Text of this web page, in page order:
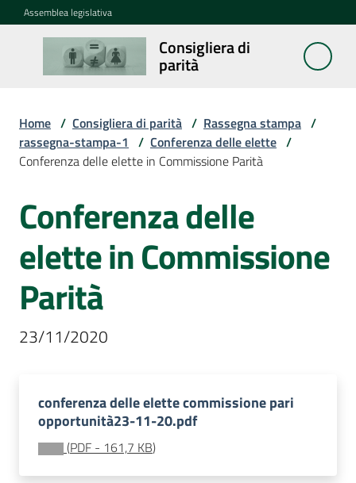
Vai al contenuto
Vai alla navigazione
Vai al footer
Assemblea legislativa
Consigliera di
parità
Consigliera
di parità
Cosa
fa
Notizie
rete
Assemblea
Attività
Home / Consigliera di parità / Rassegna stampa /
rassegna-stampa-1 / Conferenza delle elette /
Conferenza delle elette in Commissione Parità
Conferenza delle
elette in Commissione
Parità
23/11/2020
conferenza delle elette commissione pari
opportunità23-11-20.pdf
(PDF - 161,7 KB)